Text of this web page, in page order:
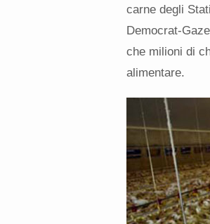
carne degli
Democrat-
che milioni di
alimentare.